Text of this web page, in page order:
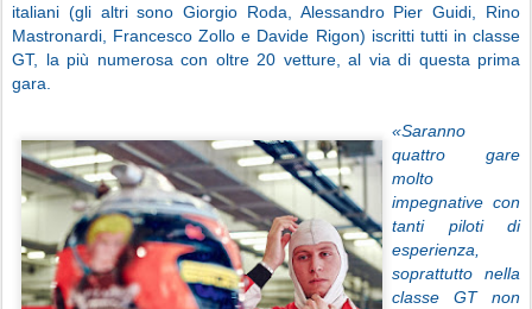
italiani (gli altri sono Giorgio Roda, Alessandro Pier Guidi, Rino
Mastronardi, Francesco Zollo e Davide Rigon) iscritti tutti in classe
GT, la più numerosa con oltre 20 vetture, al via di questa prima
gara.
«Saranno
quattro gare
molto
impegnative con
tanti piloti di
esperienza,
soprattutto nella
classe GT non